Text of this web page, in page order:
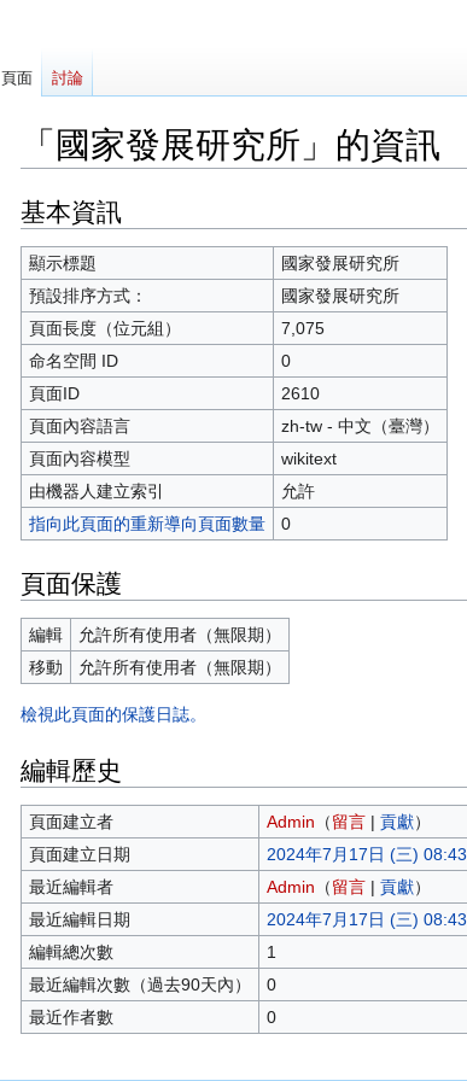
「國家發展研究所」的資訊
跳
至
導
覽
跳
至
搜
尋
基本資訊
顯示標題
國家發展研究所
預設排序方式：
國家發展研究所
頁面長度（位元組）
7,075
命名空間 ID
0
頁面ID
2610
頁面內容語言
zh-tw - 中文（臺灣）
頁面內容模型
wikitext
由機器人建立索引
允許
指向此頁面的重新導向頁面數量
0
頁面保護
編輯
允許所有使用者（無限期）
移動
允許所有使用者（無限期）
檢視此頁面的保護日誌。
編輯歷史
頁面建立者 Admin （留言| 貢獻）
頁面建立日期
2024年7月17日 (三) 08:43
最近編輯者
Admin （留言| 貢獻）
最近編輯日期
2024年7月17日 (三) 08:43
編輯總次數
1
最近編輯次數（過去90天內）
0
最近作者數
0
頁面 討論